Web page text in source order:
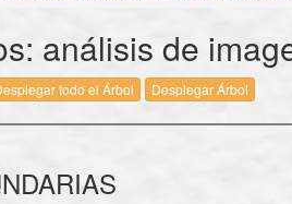
análisis de
todo el Árbol Desplegar Árbol